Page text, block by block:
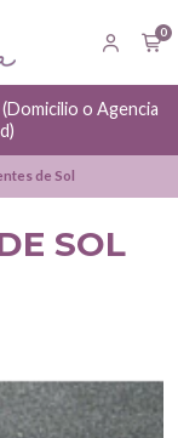
0
o Agencia
de Sol
SOL